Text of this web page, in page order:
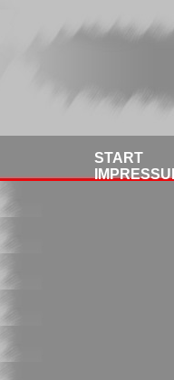
START